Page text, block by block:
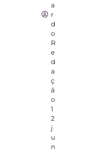
a
r
d
o
R
e
d
a
ç
ã
o
1
2
j
u
n